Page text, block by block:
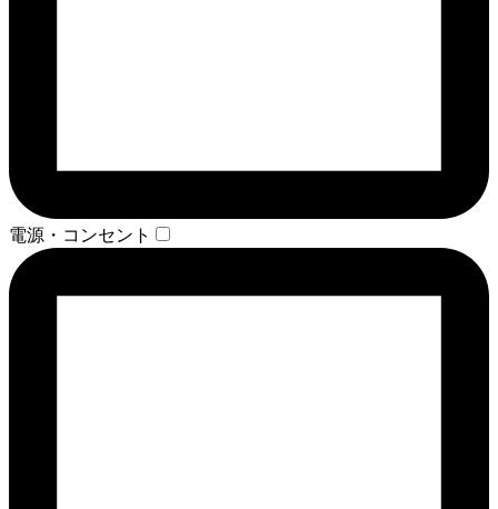
電源・コンセント